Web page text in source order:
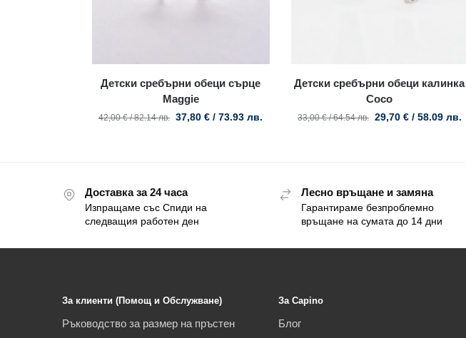
Детски сребърни обеци сърце
Maggie
42,00€ / 82.14 лв. 37,80€ / 73.93 лв.
Детски сребърни обеци калинка
Coco
33,00€ / 64.54 лв. 29,70 € / 58.09 лв.
Доставка за 24 часа
Изпращаме със Спиди на
следващия работен ден
Лесно връщане и замяна
Гарантираме безпроблемно
връщане на сумата до 14 дни
За клиенти (Помощ и Обслужване)
Ръководство за размер на пръстен
За Capino
Блог